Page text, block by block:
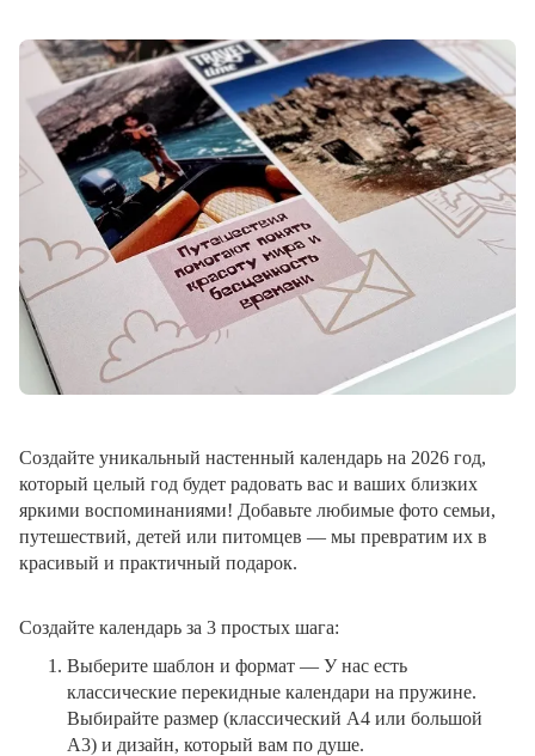
Создайте уникальный настенный календарь на 2026 год,
который целый год будет радовать вас и ваших близких
яркими воспоминаниями! Добавьте любимые фото семьи,
путешествий, детей или питомцев — мы превратим их в
красивый и практичный подарок.
Создайте календарь за 3 простых шага:
Выберите шаблон и формат — У нас есть
классические перекидные календари на пружине.
Выбирайте размер (классический A4 или большой
A3) и дизайн, который вам по душе.